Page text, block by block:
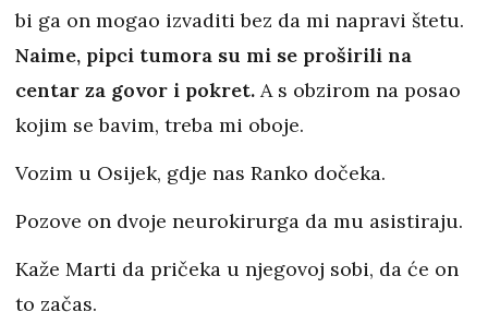
bi ga on mogao izvaditi bez da mi napravi štetu.
Naime, pipci tumora su mi se proširili na
centar za govor i pokret. A s obzirom na posao
kojim se bavim, treba mi oboje.
Vozim u Osijek, gdje nas Ranko dočeka.
Pozove on dvoje neurokirurga da mu asistiraju.
Kaže Marti da pričeka u njegovoj sobi, da će on
to začas.